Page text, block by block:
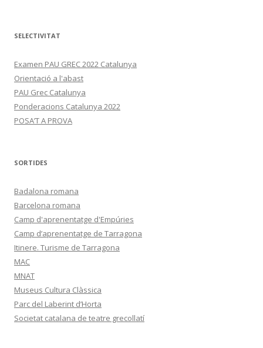
SELECTIVITAT
Examen PAU GREC 2022 Catalunya
Orientació a l'abast
PAU Grec Catalunya
Ponderacions Catalunya 2022
POSA’T A PROVA
SORTIDES
Badalona romana
Barcelona romana
Camp d'aprenentatge d'Empúries
Camp d’aprenentatge de Tarragona
Itinere. Turisme de Tarragona
MAC
MNAT
Museus Cultura Clàssica
Parc del Laberint d’Horta
Societat catalana de teatre grecollatí